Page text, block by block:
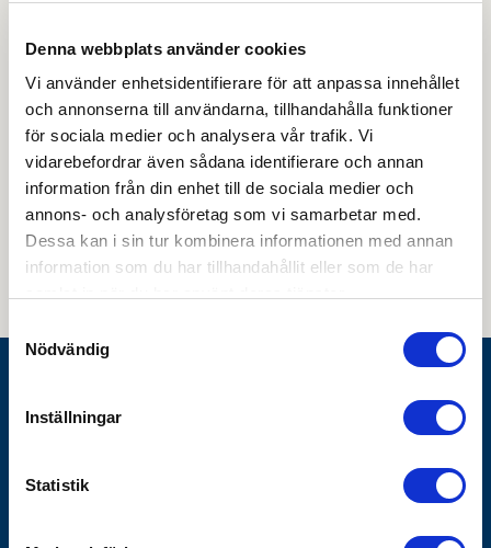
Denna webbplats använder cookies
Vi använder enhetsidentifierare för att anpassa innehållet
och annonserna till användarna, tillhandahålla funktioner
för sociala medier och analysera vår trafik. Vi
vidarebefordrar även sådana identifierare och annan
information från din enhet till de sociala medier och
annons- och analysföretag som vi samarbetar med.
Dessa kan i sin tur kombinera informationen med annan
information som du har tillhandahållit eller som de har
Nödvändig
Inställningar
Statistik
Prenumerera på vårt nyhetsbrev och få tips,
guider och senaste nytt direkt i din inkorg.
nyhetsbrev så accepterar du innehållet i vårintegritetspolicy. Du kan hitta
tidigare nyhetsbrev
Box 1928